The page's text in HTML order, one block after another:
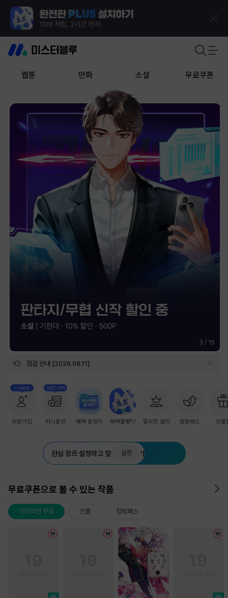
웹툰 만화 소설 무료쿠폰
3 / 15
점검 안내 [2026.08.11]
+1,000원
회원가입
첫충전 혜택
머니충전 혜택 총정리 혜택몰빵💘 밀리언 셀러 점핑패스 선물
관심 장르 설정하고 맞춤 추천 받기
설정
무료쿠폰으로 볼 수 있는 작품
기다리면 무료 선물 점핑패스